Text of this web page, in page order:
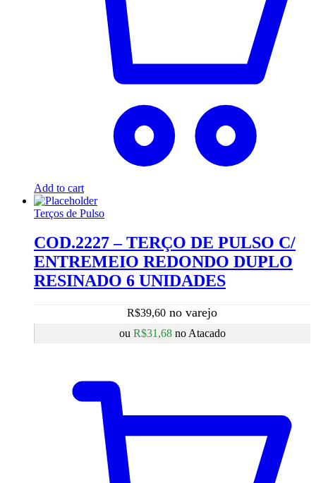
Add to cart
Terços de Pulso
COD.2227 – TERÇO DE PULSO C/
ENTREMEIO REDONDO DUPLO
RESINADO 6 UNIDADES
R$39,60
ou R$31,68 no Atacado